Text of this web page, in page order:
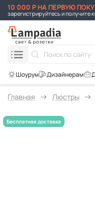
10 000 Р НА ПЕРВУЮ
зарегистрируйтесь и получите
Главная Люстры